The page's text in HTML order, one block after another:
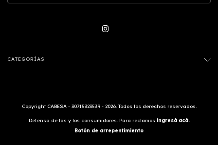
CATEGORÍAS
Copyright CABESA - 30715323539 - 2026. Todos los derechos reservados.
Defensa de las y los consumidores. Para reclamos ingresá acá.
Botón de arrepentimiento